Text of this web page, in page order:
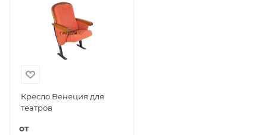
Кресло Венеция для
театров
от